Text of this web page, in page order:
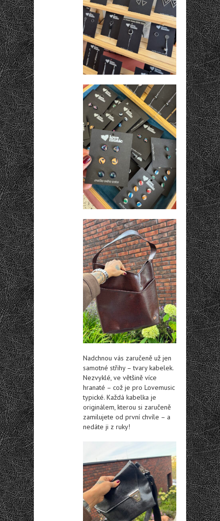
Nadchnou vás zaručeně už jen
samotné střihy – tvary kabelek.
Nezvyklé, ve většině více
hranaté – což je pro Lovemusic
typické. Každá kabelka je
originálem, kterou si zaručeně
zamilujete od první chvíle – a
nedáte ji z ruky!